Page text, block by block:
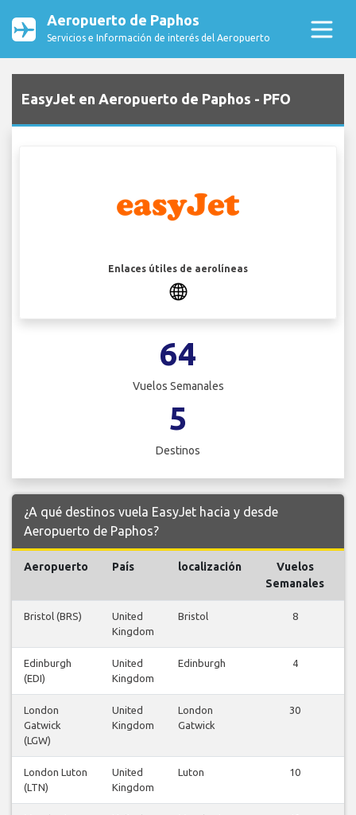
Aeropuerto de Paphos
Servicios e Información de interés del Aeropuerto
EasyJet en Aeropuerto de Paphos - PFO
Enlaces útiles de aerolíneas
64
Vuelos Semanales
5
Destinos
¿A qué destinos vuela EasyJet hacia y desde
Aeropuerto de Paphos?
Aeropuerto País localización
Vuelos
Semanales
Bristol (BRS)
United
Kingdom
Bristol
8
Edinburgh
(EDI)
United
Kingdom
Edinburgh
4
London
Gatwick
(LGW)
United
Kingdom
London
Gatwick
30
London Luton
(LTN)
United
Kingdom
Luton
10